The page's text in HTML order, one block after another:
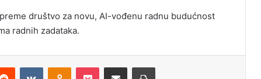
društvo za novu, AI-vođenu radnu budućnost
radnih zadataka.